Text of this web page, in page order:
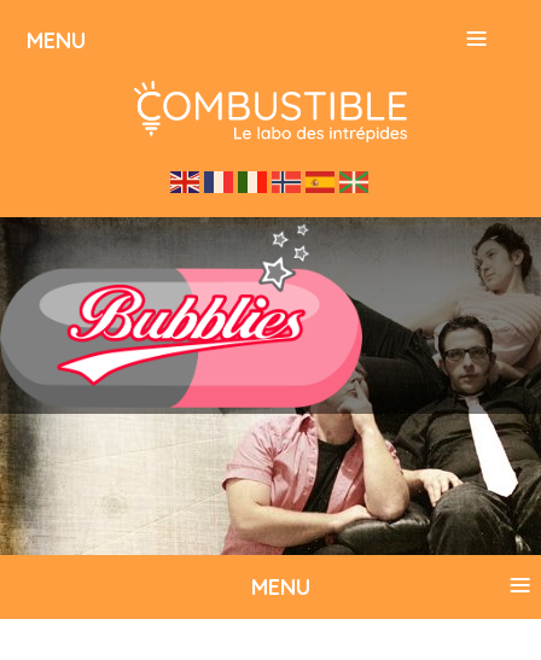
MENU ≡
MENU ≡